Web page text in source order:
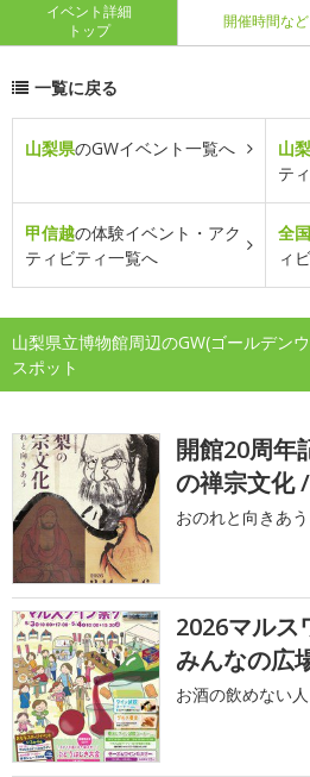
イベント詳細
トップ
開催時間など
一覧に戻る
山梨県のGWイベント一覧へ 山
テ
甲信越の体験イベント・アク
ティビティ一覧へ
全国
ィ
山梨県立博物館周辺のGW(ゴールデン
スポット
開館20周
の禅宗文化
おのれと向きあう
2026マルス
みんなの広
お酒の飲めない